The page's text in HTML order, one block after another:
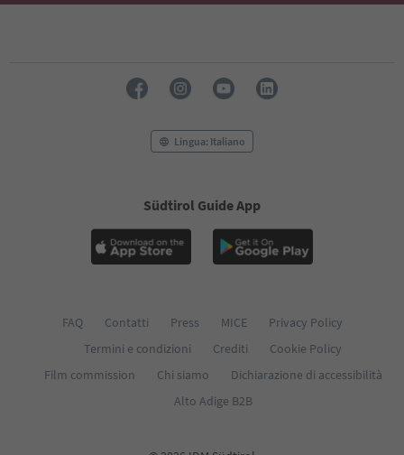
Lingua: Italiano
Südtirol Guide App
FAQ Contatti Press MICE
Privacy Policy
Termini e condizioni
Crediti
Cookie Policy
Film commission
Chi siamo
Dichiarazione di accessibilità
Alto Adige B2B